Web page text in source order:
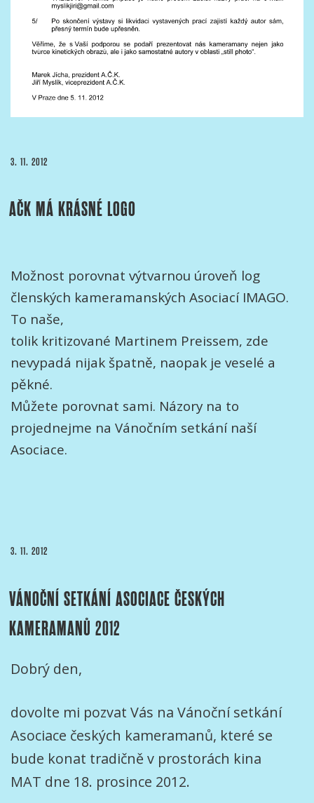
PUBLIKOVÁNO
3. 11. 2012
AČK MÁ KRÁSNÉ LOGO
Možnost porovnat výtvarnou úroveň log
členských kameramanských Asociací IMAGO.
To naše,
tolik kritizované Martinem Preissem, zde
nevypadá nijak špatně, naopak je veselé a
pěkné.
Můžete porovnat sami. Názory na to
projednejme na Vánočním setkání naší
Asociace.
PUBLIKOVÁNO
3. 11. 2012
VÁNOČNÍ SETKÁNÍ ASOCIACE ČESKÝCH
KAMERAMANŮ 2012
Dobrý den,
dovolte mi pozvat Vás na Vánoční setkání
Asociace českých kameramanů, které se
bude konat tradičně v prostorách kina
MAT dne 18. prosince 2012.